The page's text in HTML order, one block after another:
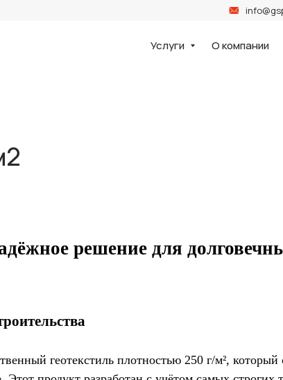
Услуги О компании
решение для
геотекстиль плотностью 250 г/м², который